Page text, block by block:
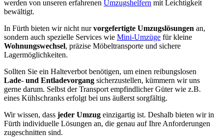
werden von unseren erfahrenen Umzugshelfern mit Leichtigkeit
bewältigt.
In Fürth bieten wir nicht nurvorgefertigte Umzugslösungen an,
sondern auch spezielle Services wie Mini-Umzüge für kleine
Wohnungswechsel, präzise Möbeltransporte und sichere
Lagermöglichkeiten.
Sollten Sie ein Halteverbot benötigen, um einen reibungslosen
Lade- und Entladevorgang sicherzustellen, kümmern wir uns
gerne darum. Selbst der Transport empfindlicher Güter wie z.B.
eines Kühlschranks erfolgt bei uns äußerst sorgfältig.
Wir wissen, dass jeder Umzug einzigartig ist. Deshalb bieten wir in
Fürth individuelle Lösungen an, die genau auf Ihre Anforderungen
zugeschnitten sind.